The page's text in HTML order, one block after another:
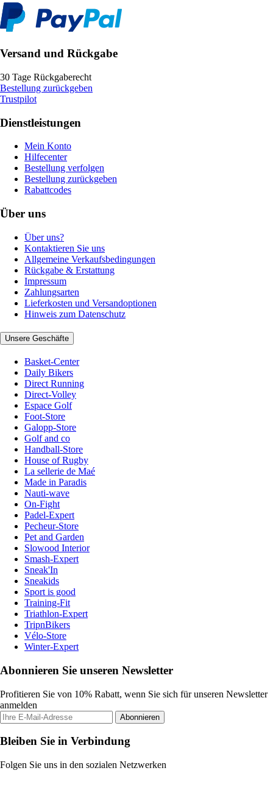
Versand und Rückgabe
30 Tage Rückgaberecht
Bestellung zurückgeben
Trustpilot
Dienstleistungen
Mein Konto
Hilfecenter
Bestellung verfolgen
Bestellung zurückgeben
Rabattcodes
Über uns
Über uns?
Kontaktieren Sie uns
Allgemeine Verkaufsbedingungen
Rückgabe & Erstattung
Impressum
Zahlungsarten
Lieferkosten und Versandoptionen
Hinweis zum Datenschutz
Unsere Geschäfte
Basket-Center
Daily Bikers
Direct Running
Direct-Volley
Espace Golf
Foot-Store
Galopp-Store
Golf and co
Handball-Store
House of Rugby
La sellerie de Maé
Made in Paradis
Nauti-wave
On-Fight
Padel-Expert
Pecheur-Store
Pet and Garden
Slowood Interior
Smash-Expert
Sneak'In
Sneakids
Sport is good
Training-Fit
Triathlon-Expert
TripnBikers
Vélo-Store
Winter-Expert
Abonnieren Sie unseren Newsletter
Profitieren Sie von 10% Rabatt, wenn Sie sich für unseren Newsletter
anmelden
Abonnieren
Bleiben Sie in Verbindung
Folgen Sie uns in den sozialen Netzwerken